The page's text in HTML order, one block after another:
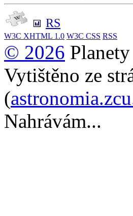
RS
W3C XHTML 1.0 W3C CSS RSS
© 2026
Vytištěno ze
(
Nahrávám...